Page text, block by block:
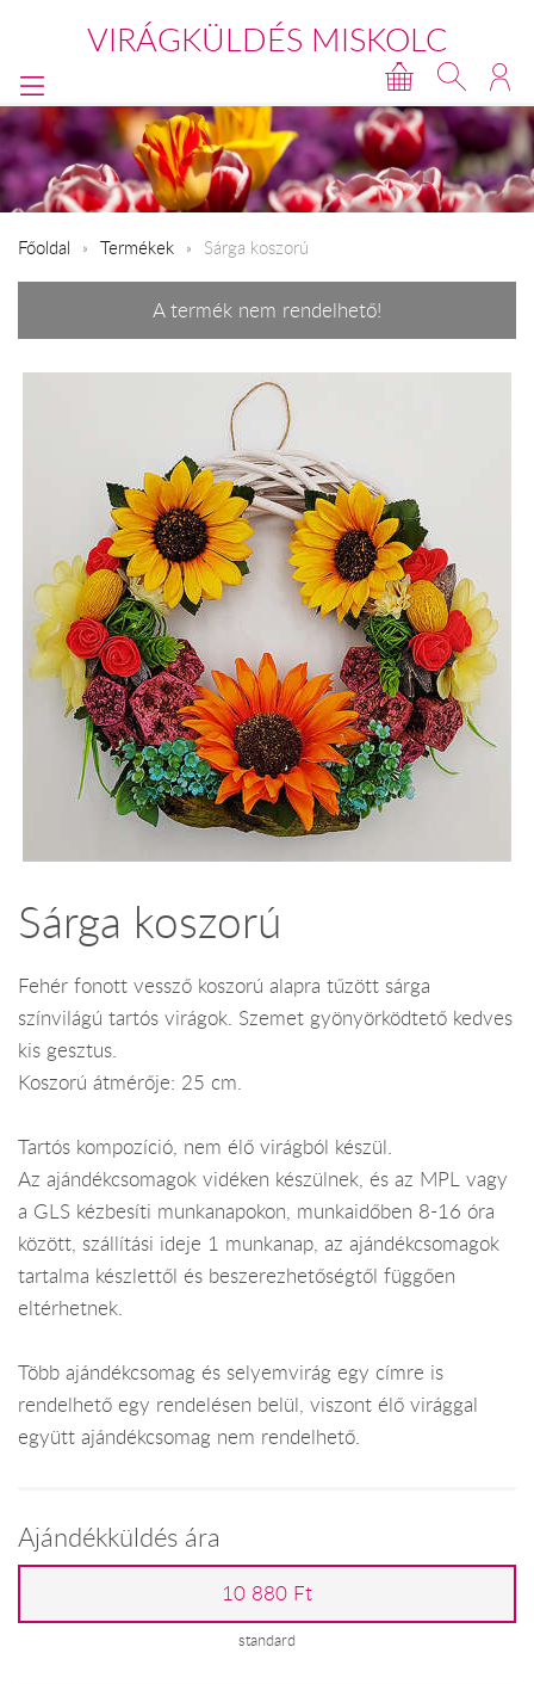
VIRÁGKÜLDÉS MISKOLC
Főoldal Termékek Sárga koszorú
A termék nem rendelhető!
Sárga koszorú
Fehér fonott vessző koszorú alapra tűzött sárga
színvilágú tartós virágok. Szemet gyönyörködtető kedves
kis gesztus.
Koszorú átmérője: 25 cm.
Tartós kompozíció, nem élő virágból készül.
Az ajándékcsomagok vidéken készülnek, és az MPL vagy
a GLS kézbesíti munkanapokon, munkaidőben 8-16 óra
között, szállítási ideje 1 munkanap, az ajándékcsomagok
tartalma készlettől és beszerezhetőségtől függően
eltérhetnek.
Több ajándékcsomag és selyemvirág egy címre is
rendelhető egy rendelésen belül, viszont élő virággal
együtt ajándékcsomag nem rendelhető.
Ajándékküldés ára
10 880 Ft
standard